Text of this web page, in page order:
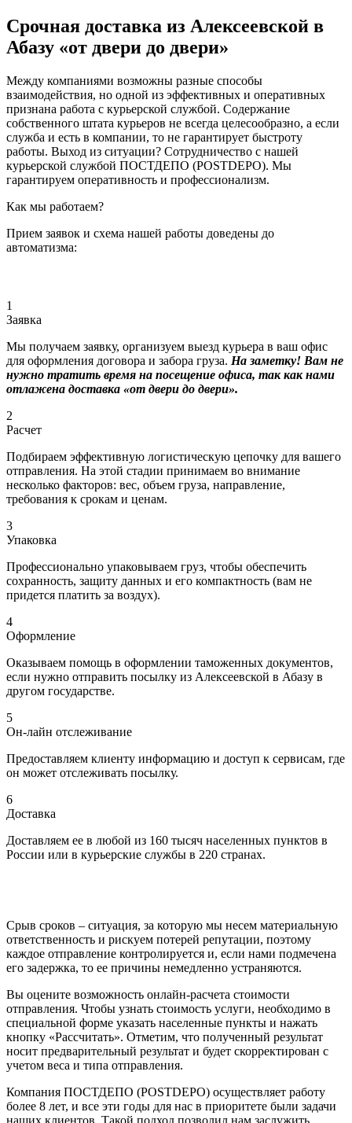
Срочная доставка из Алексеевской в
Абазу «от двери до двери»
Между компаниями возможны разные способы
взаимодействия, но одной из эффективных и оперативных
признана работа с курьерской службой. Содержание
собственного штата курьеров не всегда целесообразно, а если
служба и есть в компании, то не гарантирует быстроту
работы. Выход из ситуации? Сотрудничество с нашей
курьерской службой ПОСТДЕПО (POSTDEPO). Мы
гарантируем оперативность и профессионализм.
Как мы работаем?
Прием заявок и схема нашей работы доведены до
автоматизма:
1
Заявка
Мы получаем заявку, организуем выезд курьера в ваш офис
для оформления договора и забора груза. На заметку! Вам не
нужно тратить время на посещение офиса, так как нами
отлажена доставка «от двери до двери».
2
Расчет
Подбираем эффективную логистическую цепочку для вашего
отправления. На этой стадии принимаем во внимание
несколько факторов: вес, объем груза, направление,
требования к срокам и ценам.
3
Упаковка
Профессионально упаковываем груз, чтобы обеспечить
сохранность, защиту данных и его компактность (вам не
придется платить за воздух).
4
Оформление
Оказываем помощь в оформлении таможенных документов,
если нужно отправить посылку из Алексеевской в Абазу в
другом государстве.
5
Он-лайн отслеживание
Предоставляем клиенту информацию и доступ к сервисам, где
он может отслеживать посылку.
6
Доставка
Доставляем ее в любой из 160 тысяч населенных пунктов в
России или в курьерские службы в 220 странах.
Срыв сроков – ситуация, за которую мы несем материальную
ответственность и рискуем потерей репутации, поэтому
каждое отправление контролируется и, если нами подмечена
его задержка, то ее причины немедленно устраняются.
Вы оцените возможность онлайн-расчета стоимости
отправления. Чтобы узнать стоимость услуги, необходимо в
специальной форме указать населенные пункты и нажать
кнопку «Рассчитать». Отметим, что полученный результат
носит предварительный результат и будет скорректирован с
учетом веса и типа отправления.
Компания ПОСТДЕПО (POSTDEPO) осуществляет работу
более 8 лет, и все эти годы для нас в приоритете были задачи
наших клиентов. Такой подход позволил нам заслужить